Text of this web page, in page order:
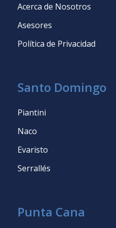
Acerca de Nosotros
Asesores
Política de Privacidad
Santo Domingo
Piantini
Naco
Evaristo
Serrallés
Punta Cana